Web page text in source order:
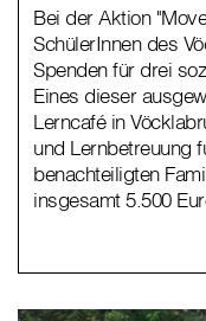
Bei der Aktion
SchülerInnen des
Spenden für drei
Eines dieser
Lerncafé in
und Lernbetreuung
benachteiligten
insgesamt 5.500